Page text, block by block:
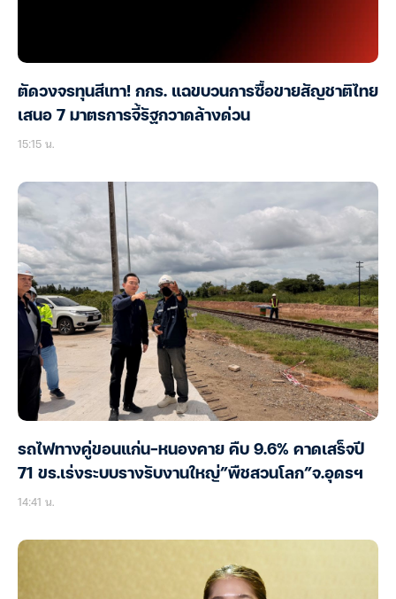
ตัดวงจรทุนสีเทา! กกร. แฉขบวนการซื้อขายสัญชาติไทย
เสนอ 7 มาตรการจี้รัฐกวาดล้างด่วน
15:15 น.
รถไฟทางคู่ขอนแก่น-หนองคาย คืบ 9.6% คาดเสร็จปี
71 ขร.เร่งระบบรางรับงานใหญ่”พืชสวนโลก”จ.อุดรฯ
14:41 น.